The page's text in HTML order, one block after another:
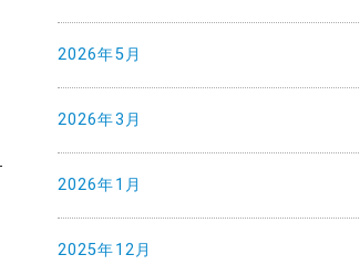
2026年5月
2026年3月
2026年1月
2025年12月